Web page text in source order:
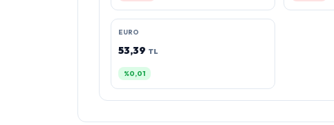
EURO
53,39 TL
%0,01